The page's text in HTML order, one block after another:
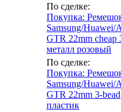
По сделке:
Покупка:
Samsung/Huawei/
GTR 22mm cheap
металл розовый
По сделке:
Покупка:
Samsung/Huawei/
GTR 22mm 3-bead
пластик